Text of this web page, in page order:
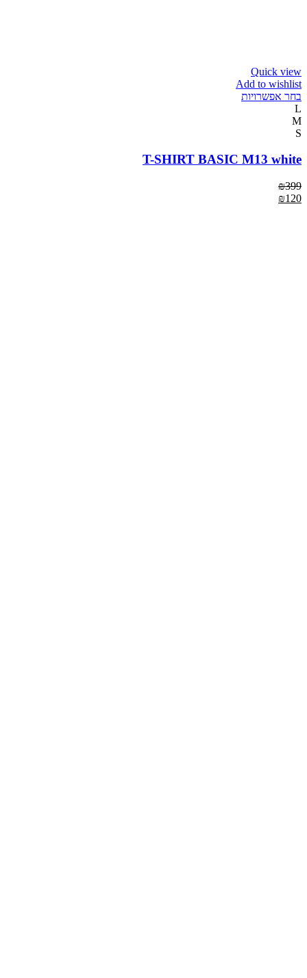
Quick view
Add to wishlist
בחר אפשרויות
L
M
S
T-SHIRT BASIC M13 white
₪399
₪120